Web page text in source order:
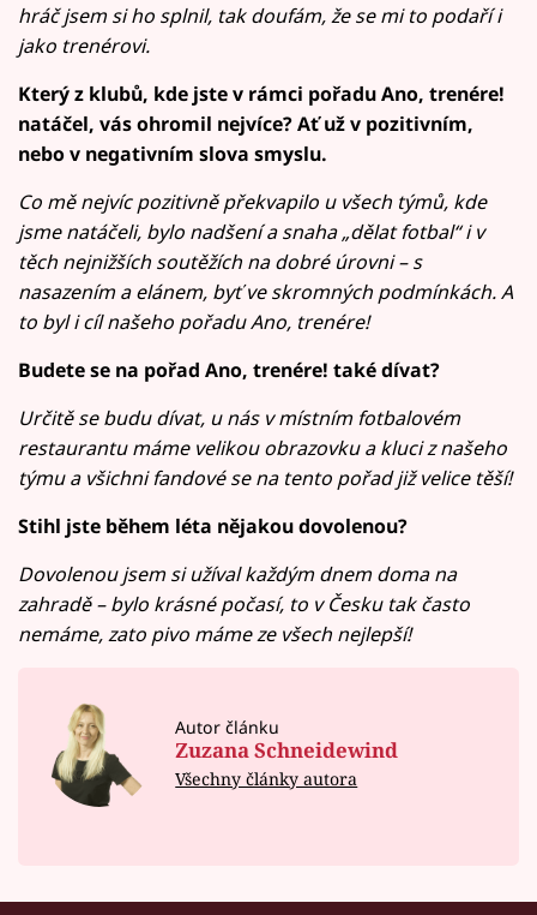
hráč jsem si ho splnil, tak doufám, že se mi to podaří i
jako trenérovi.
Který z klubů, kde jste v rámci pořadu Ano, trenére!
natáčel, vás ohromil nejvíce? Ať už v pozitivním,
nebo v negativním slova smyslu.
Co mě nejvíc pozitivně překvapilo u všech týmů, kde
jsme natáčeli, bylo nadšení a snaha „dělat fotbal“ i v
těch nejnižších soutěžích na dobré úrovni – s
nasazením a elánem, byť ve skromných podmínkách. A
to byl i cíl našeho pořadu Ano, trenére!
Budete se na pořad Ano, trenére! také dívat?
Určitě se budu dívat, u nás v místním fotbalovém
restaurantu máme velikou obrazovku a kluci z našeho
týmu a všichni fandové se na tento pořad již velice těší!
Stihl jste během léta nějakou dovolenou?
Dovolenou jsem si užíval každým dnem doma na
zahradě – bylo krásné počasí, to v Česku tak často
nemáme, zato pivo máme ze všech nejlepší!
Autor článku
Zuzana Schneidewind
Všechny články autora